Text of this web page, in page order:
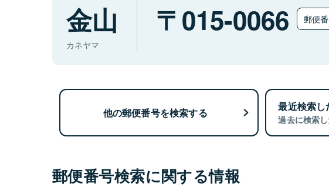
金山
カネヤマ
015-0066 郵便
他の郵便番号を検索する 最近検索し
過去に検索
郵便番号検索に関する情報